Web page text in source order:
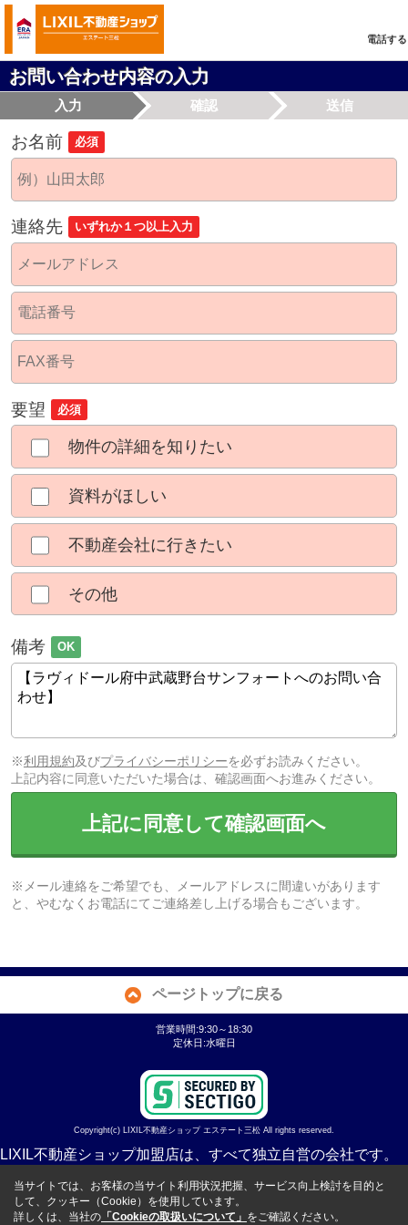
電話する
お問い合わせ内容の入力
入力 確認 送信
お名前 必須
連絡先 いずれか１つ以上入力
要望 必須
物件の詳細を知りたい
資料がほしい
不動産会社に行きたい
その他
備考 OK
※利用規約及びプライバシーポリシーを必ずお読みください。
上記内容に同意いただいた場合は、確認画面へお進みください。
上記に同意して確認画面へ
※メール連絡をご希望でも、メールアドレスに間違いがあります
と、やむなくお電話にてご連絡差し上げる場合もございます。
ページトップに戻る
営業時間:9:30～18:30
定休日:水曜日
Copyright(c) LIXIL不動産ショップ エステート三松 All rights reserved.
LIXIL不動産ショップ加盟店は、すべて独立自営の会社です。
当サイトでは、お客様の当サイト利用状況把握、サービス向上検討を目的と
して、クッキー（Cookie）を使用しています。
詳しくは、当社の 「Cookieの取扱いについて」 をご確認ください。